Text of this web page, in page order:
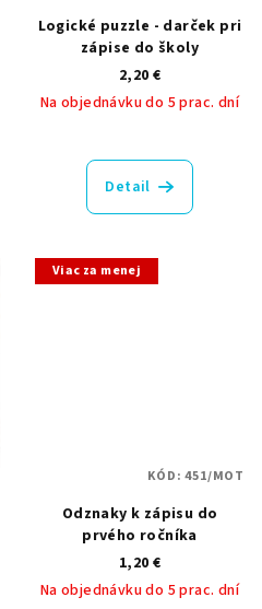
Logické puzzle - darček pri
zápise do školy
2,20 €
Na objednávku do 5 prac. dní
hodnotenie
produktu
5
hviezdičiek.
Detail
Viac za menej
Odznaky k zápisu do
prvého ročníka
1,20 €
Na objednávku do 5 prac. dní
KÓD:451/MOT